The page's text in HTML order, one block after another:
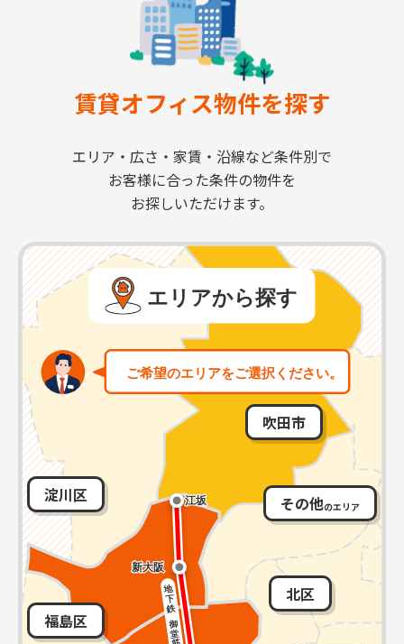
賃貸オフィス物件を探す
エリア・広さ・家賃・沿線など条件別で
お客様に合った条件の物件を
お探しいただけます。
吹田市
その他のエリア
淀川区
北区
福島区